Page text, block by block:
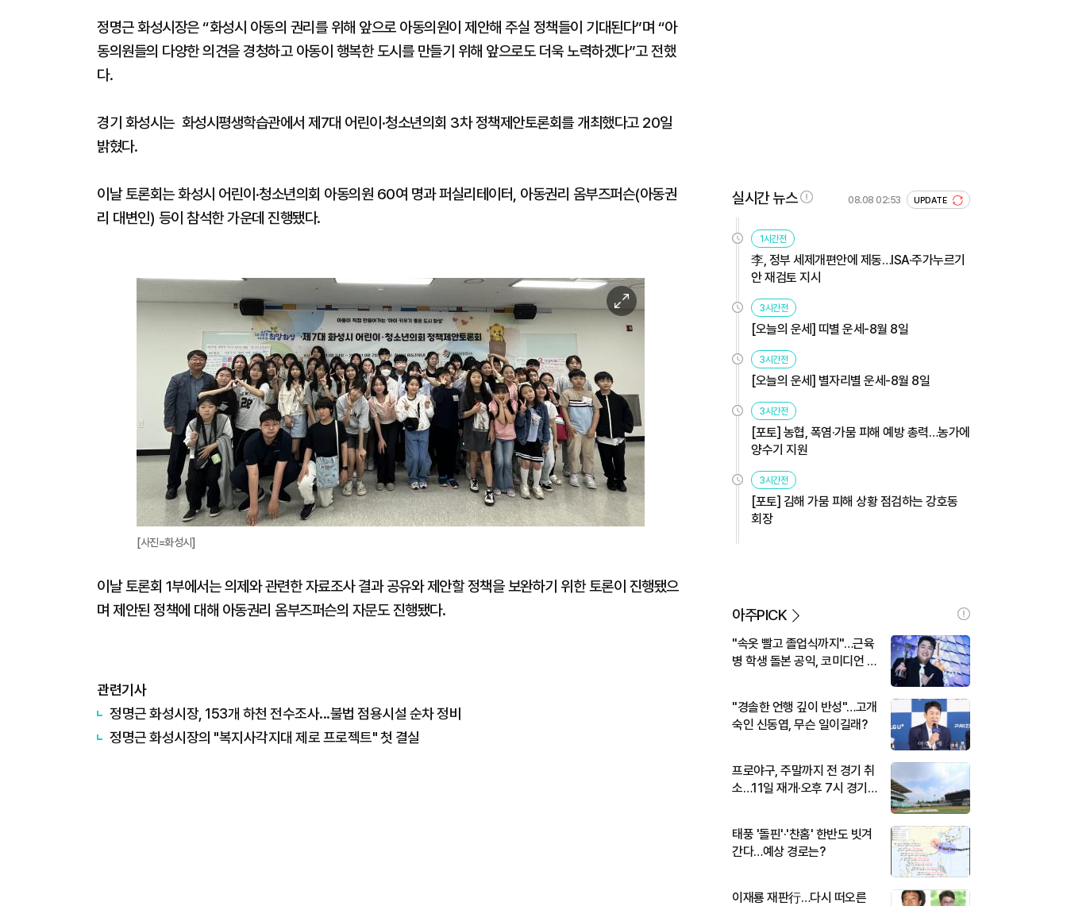
정명근 화성시장은 “화성시 아동의 권리를 위해 앞으로 아동의원이 제안해 주실 정책들이 기대된다”며 “아
동의원들의 다양한 의견을 경청하고 아동이 행복한 도시를 만들기 위해 앞으로도 더욱 노력하겠다”고 전했
다.
경기 화성시는 화성시평생학습관에서 제7대 어린이·청소년의회 3차 정책제안토론회를 개최했다고 20일
밝혔다.
이날 토론회는 화성시 어린이·청소년의회 아동의원 60여 명과 퍼실리테이터, 아동권리 옴부즈퍼슨(아동권
리 대변인) 등이 참석한 가운데 진행됐다.
이
미
확
대
[사진=화성시]
이날 토론회 1부에서는 의제와 관련한 자료조사 결과 공유와 제안할 정책을 보완하기 위한 토론이 진행됐으
며 제안된 정책에 대해 아동권리 옴부즈퍼슨의 자문도 진행됐다.
관련기사
정명근 화성시장, 153개 하천 전수조사...불법 점용시설 순차 정비
정명근 화성시장의 "복지사각지대 제로 프로젝트" 첫 결실
실시간 뉴스 08.08 02:53 UPDATE
1시간전
李, 정부 세제개편안에 제동…ISA·주가누르기
안 재검토 지시
3시간전
[오늘의 운세] 띠별 운세-8월 8일
3시간전
[오늘의 운세] 별자리별 운세-8월 8일
3시간전
[포토] 농협, 폭염·가뭄 피해 예방 총력…농가에
양수기 지원
3시간전
[포토] 김해 가뭄 피해 상황 점검하는 강호동
회장
아주PICK
"속옷 빨고 졸업식까지"…근육
병 학생 돌본 공익, 코미디언 김
"경솔한 언행 깊이 반성"…고개
숙인 신동엽, 무슨 일이길래?
프로야구, 주말까지 전 경기 취
소…11일 재개·오후 7시 경기
태풍 '돌핀'·'찬홈' 한반도 빗겨
간다…예상 경로는?
이재룡 재판行…다시 떠오른